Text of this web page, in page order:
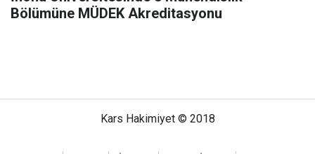
Bölümüne MÜDEK Akreditasyonu
Kars Hakimiyet © 2018